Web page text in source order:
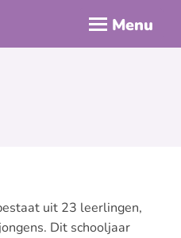
Menu
uit 23 leerlingen,
Dit schooljaar